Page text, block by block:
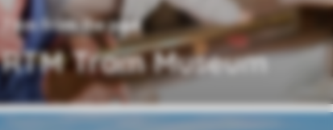
RTM Tram Museum
7 km from the park